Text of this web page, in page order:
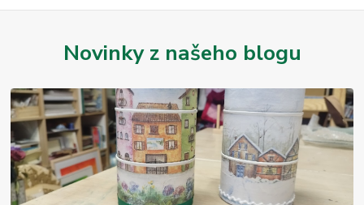
Novinky z našeho blogu